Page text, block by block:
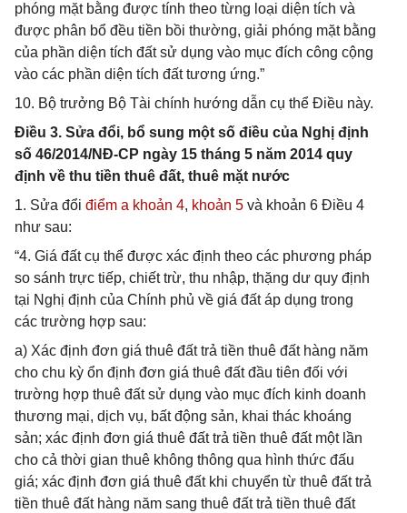
phóng mặt bằng được tính theo từng loại diện tích và
được phân bổ đều tiền bồi thường, giải phóng mặt bằng
của phần diện tích đất sử dụng vào mục đích công cộng
vào các phần diện tích đất tương ứng.”
10. Bộ trưởng Bộ Tài chính hướng dẫn cụ thể Điều này.
Điều 3. Sửa đổi, bổ sung một số điều của Nghị định
số 46/2014/NĐ-CP ngày 15 tháng 5 năm 2014 quy
định về thu tiền thuê đất, thuê mặt nước
1. Sửa đổi điểm a khoản 4, khoản 5 và khoản 6 Điều 4
như sau:
“4. Giá đất cụ thể được xác định theo các phương pháp
so sánh trực tiếp, chiết trừ, thu nhập, thặng dư quy định
tại Nghị định của Chính phủ về giá đất áp dụng trong
các trường hợp sau:
a) Xác định đơn giá thuê đất trả tiền thuê đất hàng năm
cho chu kỳ ổn định đơn giá thuê đất đầu tiên đối với
trường hợp thuê đất sử dụng vào mục đích kinh doanh
thương mại, dịch vụ, bất động sản, khai thác khoáng
sản; xác định đơn giá thuê đất trả tiền thuê đất một lần
cho cả thời gian thuê không thông qua hình thức đấu
giá; xác định đơn giá thuê đất khi chuyển từ thuê đất trả
tiền thuê đất hàng năm sang thuê đất trả tiền thuê đất